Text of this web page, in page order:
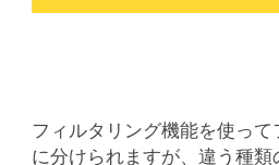
フィルタリング機能を使って
に分けられますが、違う種